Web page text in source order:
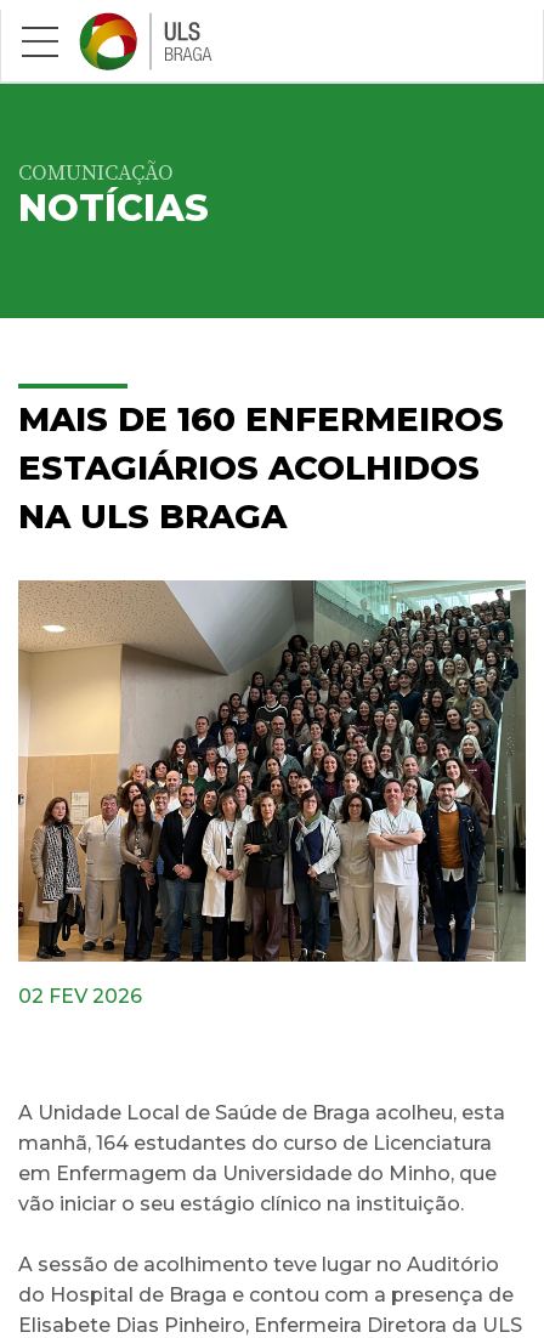
Saltar para conteúdo principal
COMUNICAÇÃO
NOTÍCIAS
MAIS DE 160 ENFERMEIROS
ESTAGIÁRIOS ACOLHIDOS
NA ULS BRAGA
02 FEV 2026
A Unidade Local de Saúde de Braga acolheu, esta
manhã, 164 estudantes do curso de Licenciatura
em Enfermagem da Universidade do Minho, que
vão iniciar o seu estágio clínico na instituição.
A sessão de acolhimento teve lugar no Auditório
do Hospital de Braga e contou com a presença de
Elisabete Dias Pinheiro, Enfermeira Diretora da ULS